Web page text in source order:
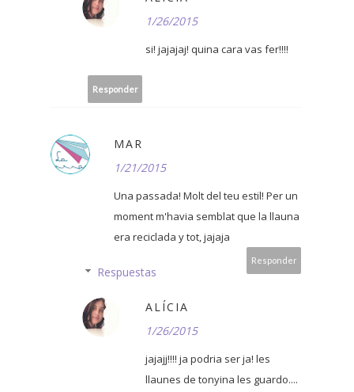
1/26/2015
si! jajajaj! quina cara vas fer!!!!
Responder
MAR
1/21/2015
Una passada! Molt del teu estil! Per un
moment m'havia semblat que la llauna
era reciclada y tot, jajaja
Responder
Respuestas
ALÍCIA
1/26/2015
jajajj!!!! ja podria ser ja! les
llaunes de tonyina les guardo....